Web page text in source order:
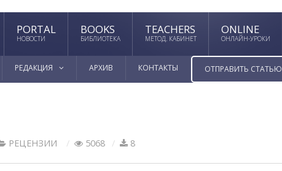
PORTAL
НОВОСТИ
BOOKS
БИБЛИОТЕКА
TEACHERS
МЕТОД. КАБИНЕТ
ONLINE
ОНЛАЙН-УРОКИ
РЕДАКЦИЯ АРХИВ КОНТАКТЫ ОТПРАВИТЬ СТАТЬЮ
РЕЦЕНЗИИ 5068 8